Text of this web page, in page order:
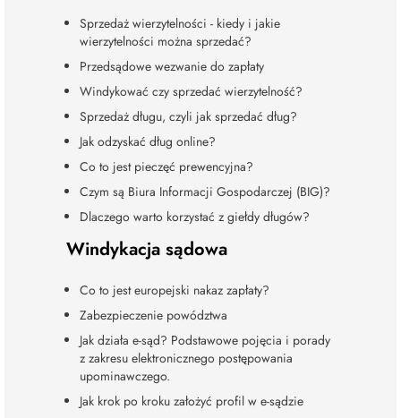
Sprzedaż wierzytelności - kiedy i jakie
wierzytelności można sprzedać?
Przedsądowe wezwanie do zapłaty
Windykować czy sprzedać wierzytelność?
Sprzedaż długu, czyli jak sprzedać dług?
Jak odzyskać dług online?
Co to jest pieczęć prewencyjna?
Czym są Biura Informacji Gospodarczej (BIG)?
Dlaczego warto korzystać z giełdy długów?
Windykacja sądowa
Co to jest europejski nakaz zapłaty?
Zabezpieczenie powództwa
Jak działa e-sąd? Podstawowe pojęcia i porady
z zakresu elektronicznego postępowania
upominawczego.
Jak krok po kroku założyć profil w e-sądzie